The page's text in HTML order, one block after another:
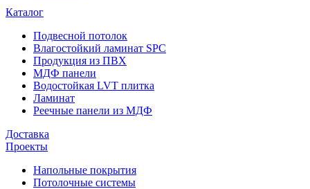
Каталог
Подвесной потолок
Влагостойкий ламинат SPC
Продукция из ПВХ
МДФ панели
Водостойкая LVT плитка
Ламинат
Реечные панели из МДФ
Доставка
Проекты
Напольные покрытия
Потолочные системы